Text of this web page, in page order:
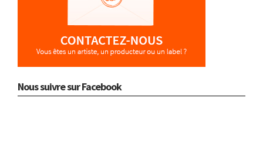
Nous suivre sur Facebook